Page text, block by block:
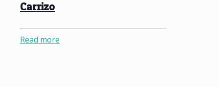
Carrizo
Read more